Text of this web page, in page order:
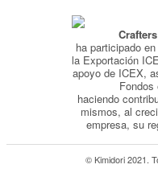
Pago seguro y financiación
Condiciones generales de Compra
Política de Privacidad
Política de Cookies
ha participado
la Exportación
apoyo de ICEX,
Fondos
haciendo
mismos, al
empresa, su
© Kimidori 2021.